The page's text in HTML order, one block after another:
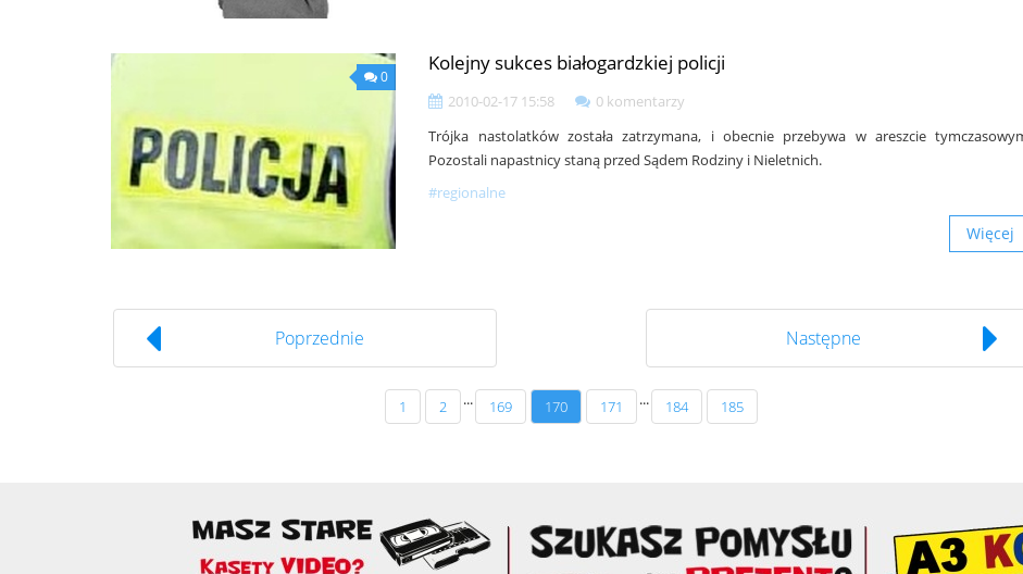
0
Kolejny sukces białogardzkiej policji
2010-02-17 15:58
0 komentarzy
Trójka nastolatków została zatrzymana, i obecnie przebywa w areszcie
Pozostali napastnicy staną przed Sądem Rodziny i Nieletnich.
#regionalne
Więcej
Poprzednie Następne
1 2 ... 169 170 171 ... 184 185